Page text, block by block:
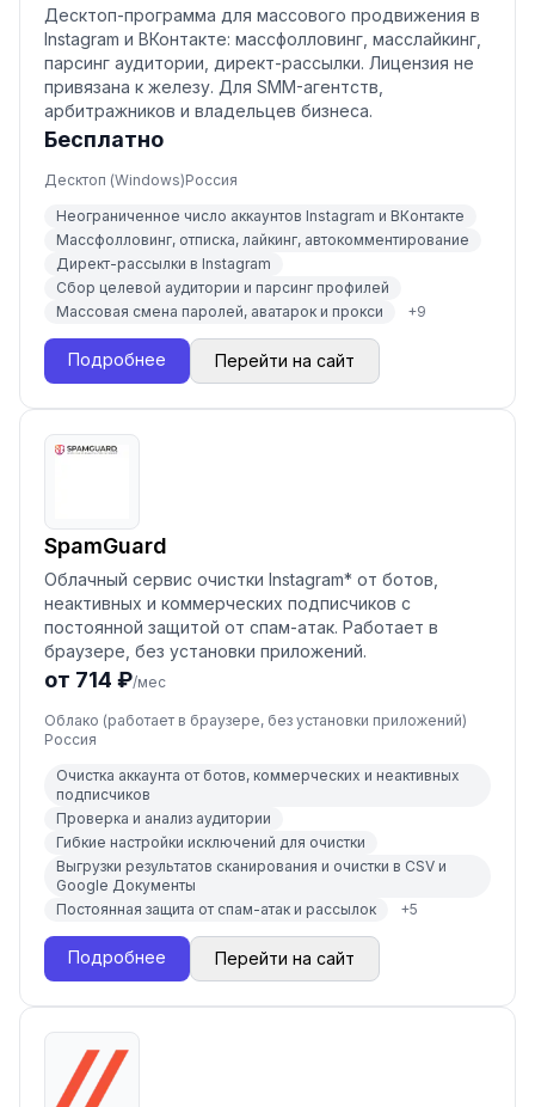
Десктоп-программа для массового продвижения в
Instagram и ВКонтакте: массфолловинг, масслайкинг,
парсинг аудитории, директ-рассылки. Лицензия не
привязана к железу. Для SMM-агентств,
арбитражников и владельцев бизнеса.
Бесплатно
Десктоп (Windows)Россия
Неограниченное число аккаунтов Instagram и ВКонтакте
Массфолловинг, отписка, лайкинг, автокомментирование
Директ-рассылки в Instagram
Сбор целевой аудитории и парсинг профилей
Массовая смена паролей, аватарок и прокси
+9
Подробнее Перейти на сайт
SpamGuard
Облачный сервис очистки Instagram* от ботов,
неактивных и коммерческих подписчиков с
постоянной защитой от спам-атак. Работает в
браузере, без установки приложений.
от 714 ₽/мес
Облако (работает в браузере, без установки приложений)
Россия
Очистка аккаунта от ботов, коммерческих и неактивных
подписчиков
Проверка и анализ аудитории
Гибкие настройки исключений для очистки
Выгрузки результатов сканирования и очистки в CSV и
Google Документы
Постоянная защита от спам-атак и рассылок
+5
Подробнее Перейти на сайт